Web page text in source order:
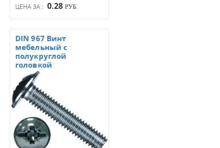
ЦЕНА ЗА : 0.28 РУБ.
DIN 967 Винт
мебельный с
полукруглой
головкой